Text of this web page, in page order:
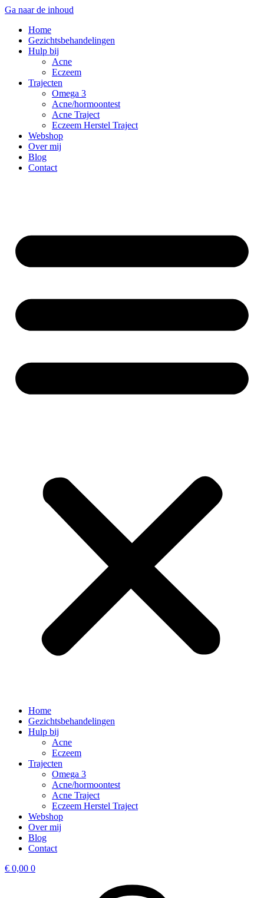
Ga naar de inhoud
Home
Gezichtsbehandelingen
Hulp bij
Acne
Eczeem
Trajecten
Omega 3
Acne/hormoontest
Acne Traject
Eczeem Herstel Traject
Webshop
Over mij
Blog
Contact
Home
Gezichtsbehandelingen
Hulp bij
Acne
Eczeem
Trajecten
Omega 3
Acne/hormoontest
Acne Traject
Eczeem Herstel Traject
Webshop
Over mij
Blog
Contact
€ 0,00 0